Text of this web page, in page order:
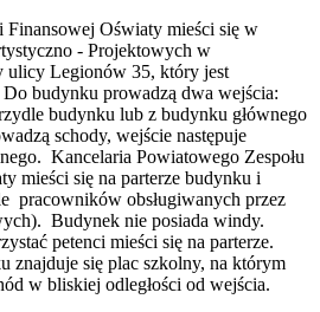
Finansowej Oświaty mieści się w
- Projektowych w
ulicy Legionów 35, który jest
budynku prowadzą dwa wejścia:
budynku lub z budynku głównego
schody, wejście następuje
Kancelaria Powiatowego Zespołu
mieści się na parterze budynku i
pracowników obsługiwanych przez
Budynek nie posiada windy.
petenci mieści się na parterze.
znajduje się plac szkolny, na którym
w bliskiej odległości od wejścia.